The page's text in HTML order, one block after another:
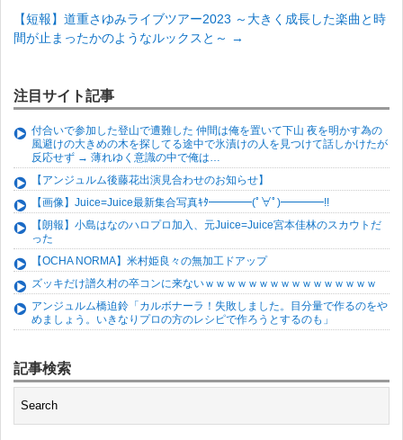
【短報】道重さゆみライブツアー2023 ～大きく成長した楽曲と時
間が止まったかのようなルックスと～ →
注目サイト記事
付合いで参加した登山で遭難した 仲間は俺を置いて下山 夜を明かす為の
風避けの大きめの木を探してる途中で氷漬けの人を見つけて話しかけたが
反応せず → 薄れゆく意識の中で俺は…
【アンジュルム後藤花出演見合わせのお知らせ】
【画像】Juice=Juice最新集合写真ｷﾀ━━━━(ﾟ∀ﾟ)━━━━!!
【朗報】小島はなのハロプロ加入、元Juice=Juice宮本佳林のスカウトだ
った
【OCHA NORMA】米村姫良々の無加工ドアップ
ズッキだけ譜久村の卒コンに来ないｗｗｗｗｗｗｗｗｗｗｗｗｗｗｗｗ
アンジュルム橋迫鈴「カルボナーラ！失敗しました。目分量で作るのをや
めましょう。いきなりプロの方のレシピで作ろうとするのも」
記事検索